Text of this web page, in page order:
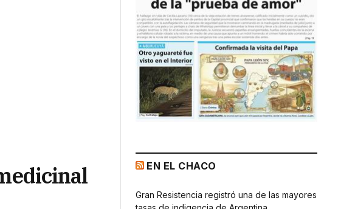
EN EL CHACO
Gran Resistencia registró una de las mayores